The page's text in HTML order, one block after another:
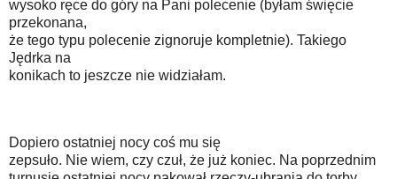
wysoko ręce do góry na Pani polecenie (byłam święcie
przekonana,
że tego typu polecenie zignoruje kompletnie). Takiego
Jędrka na
konikach to jeszcze nie widziałam.
Dopiero ostatniej nocy coś mu się
zepsuło. Nie wiem, czy czuł, że już koniec. Na poprzednim